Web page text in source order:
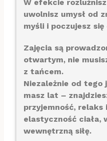
W efekcie
uwolnisz umysł od
myśli i poczujesz się
Zajęcia są
otwartym, nie
z tańcem.
Niezależnie od tego
masz lat –
przyjemność, relaks
elastyczność ciała,
wewnętrzną siłę.